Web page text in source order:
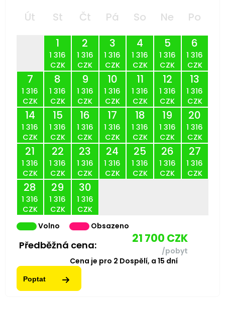
Út St Čt Pá So Ne
Po
1
1 316
CZK
2
1 316
CZK
3
1 316
CZK
4
1 316
CZK
5
1 316
CZK
6
1 316
CZK
7
1 316
CZK
8
1 316
CZK
9
1 316
CZK
10
1 316
CZK
11
1 316
CZK
12
1 316
CZK
13
1 316
CZK
14
1 316
CZK
15
1 316
CZK
16
1 316
CZK
17
1 316
CZK
18
1 316
CZK
19
1 316
CZK
20
1 316
CZK
21
1 316
CZK
22
1 316
CZK
23
1 316
CZK
24
1 316
CZK
25
1 316
CZK
26
1 316
CZK
27
1 316
CZK
28
1 316
CZK
29
1 316
CZK
30
1 316
CZK
Volno
Obsazeno
Předběžná cena: 21 700 CZK
/pobyt
Cena je pro 2 Dospělí, a 15 dní
Poptat